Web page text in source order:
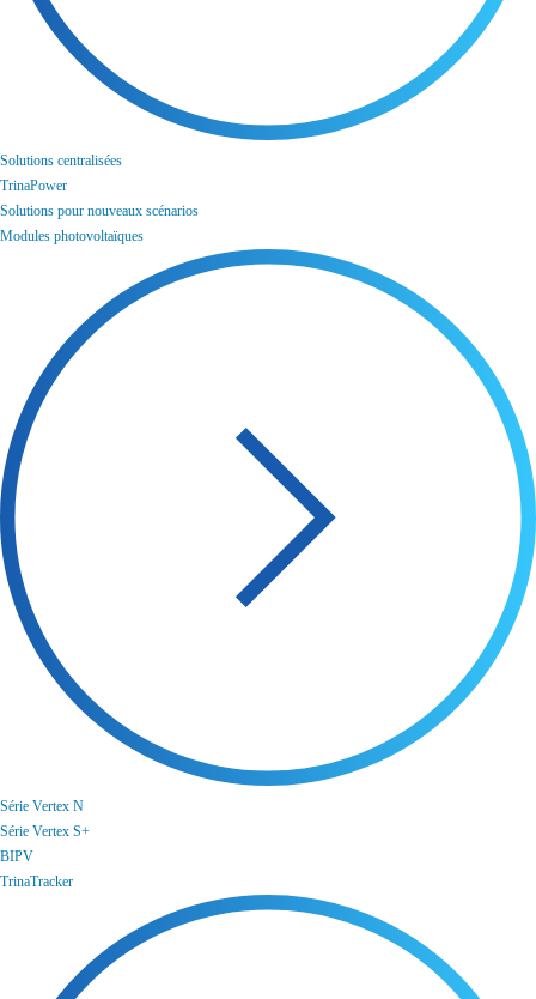
Solutions centralisées
TrinaPower
Solutions pour nouveaux scénarios
Modules photovoltaïques
Série Vertex N
Série Vertex S+
BIPV
TrinaTracker